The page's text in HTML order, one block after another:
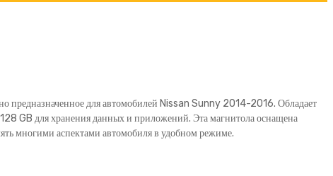
предназначенное для автомобилей Nissan Sunny 2014-2016. Обладает
GB для хранения данных и приложений. Эта магнитола оснащена
многими аспектами автомобиля в удобном режиме.